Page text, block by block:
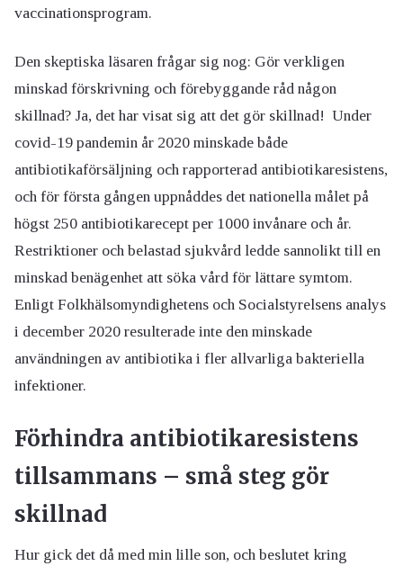
vaccinationsprogram.
Den skeptiska läsaren frågar sig nog: Gör verkligen
minskad förskrivning och förebyggande råd någon
skillnad? Ja, det har visat sig att det gör skillnad! Under
covid-19 pandemin år 2020 minskade både
antibiotikaförsäljning och rapporterad antibiotikaresistens,
och för första gången uppnåddes det nationella målet på
högst 250 antibiotikarecept per 1000 invånare och år.
Restriktioner och belastad sjukvård ledde sannolikt till en
minskad benägenhet att söka vård för lättare symtom.
Enligt Folkhälsomyndighetens och Socialstyrelsens analys
i december 2020 resulterade inte den minskade
användningen av antibiotika i fler allvarliga bakteriella
infektioner.
Förhindra antibiotikaresistens
tillsammans – små steg gör
skillnad
Hur gick det då med min lille son, och beslutet kring